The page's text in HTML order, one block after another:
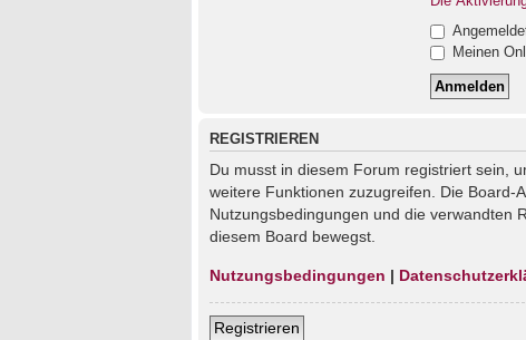
Meinen
REGISTRIEREN
Du musst in diesem Forum registriert sein,
weitere Funktionen zuzugreifen. Die Board-
Nutzungsbedingungen und die verwandten
diesem Board bewegst.
Nutzungsbedingungen |
Registrieren